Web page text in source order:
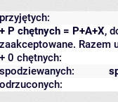
przyjętych:
+ P chętnych = P+A+X,
zaakceptowane. Razem
+ 0 chętnych:
spodziewanych:
odrzuconych: